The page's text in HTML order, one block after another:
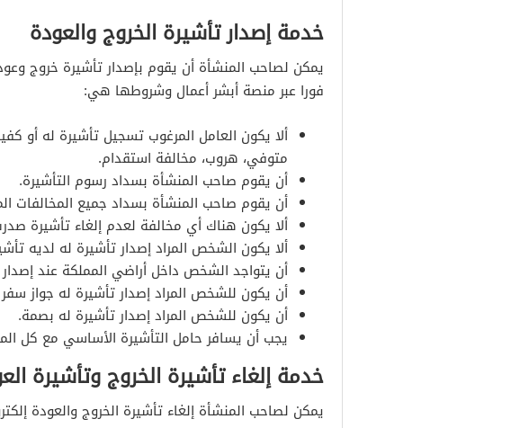
خدمة إصدار تأشيرة الخروج والعودة
يمكن لصاحب المنشأة أن يقوم بإصدار تأشيرة خروج
فورا عبر منصة أبشر أعمال وشروطها هي:
ألا يكون العامل المرغوب تسجيل تأشيرة له أو
متوفي، هروب، مخالفة استقدام.
أن يقوم صاحب المنشأة بسداد رسوم التأشيرة.
أن يقوم صاحب المنشأة بسداد جميع المخالفات
ألا يكون هناك أي مخالفة لعدم إلغاء تأشيرة
ألا يكون الشخص المراد إصدار تأشيرة له لديه
أن يتواجد الشخص داخل أراضي المملكة عند إصدار
أن يكون للشخص المراد إصدار تأشيرة له جواز سفر صالح لمدة
أن يكون للشخص المراد إصدار تأشيرة له بصمة.
يجب أن يسافر حامل التأشيرة الأساسي مع كل
خدمة إلغاء تأشيرة الخروج وتأشيرة
يمكن لصاحب المنشأة إلغاء تأشيرة الخروج والعودة